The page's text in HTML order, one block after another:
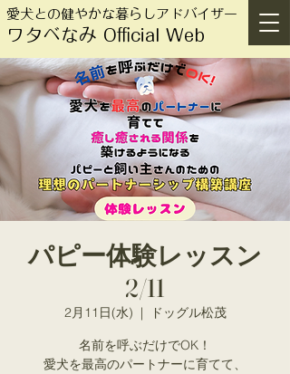
愛犬との健やかな暮らしアドバイザー
ワタベなみ Official Web
パピー体験レッスン
2/11
2月11日(水)
  |
ドッグル松茂
名前を呼ぶだけでOK！
愛犬を最高のパートナーに育てて、